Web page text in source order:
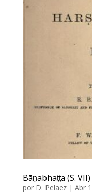
Bāṇabhaṭṭa (S. VII)
por D. Pelaez| Abr